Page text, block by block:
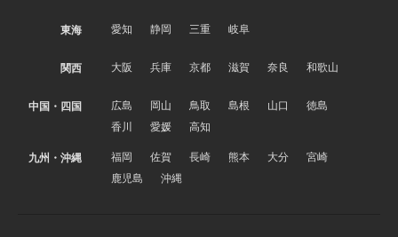
東海 愛知 静岡 三重 岐阜
関西 大阪 兵庫 京都 滋賀 奈良 和歌山
中国・四国 広島 岡山 鳥取 島根 山口
徳島
香川
愛媛 高知
九州・沖縄 福岡 佐賀 長崎 熊本 大分
宮崎
鹿児島
沖縄